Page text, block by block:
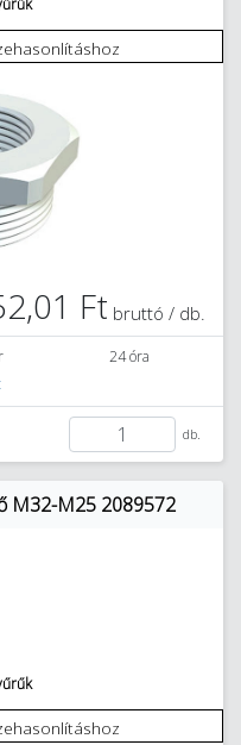
Ft bruttó / db.
24 óra
db.
M32-M25 2089572